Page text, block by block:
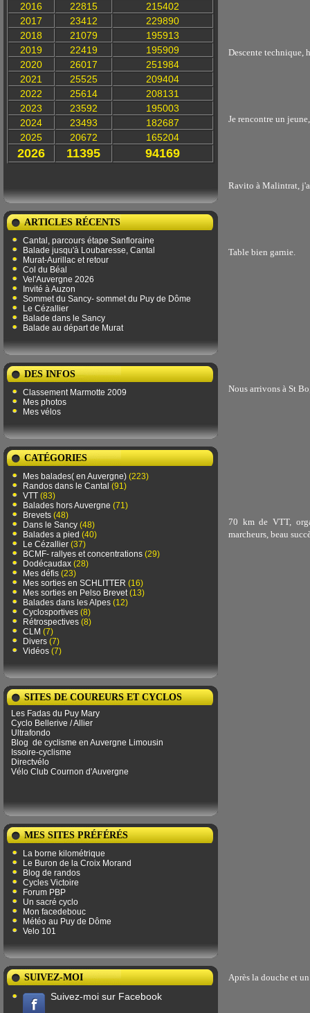
2016
22815
215402
2017
23412
229890
2018
21079
195913
2019
22419
195909
2020
26017
251984
2021
25525
209404
2022
25614
208131
2023
23592
195003
2024
23493
182687
2025
20672 165204
2026 11395 94169
ARTICLES RÉCENTS
Cantal, parcours étape Sanfloraine
Balade jusqu'à Loubaresse, Cantal
Murat-Aurillac et retour
Col du Béal
Vel'Auvergne 2026
Invité à Auzon
Sommet du Sancy- sommet du Puy de Dôme
Le Cézallier
Balade dans le Sancy
Balade au départ de Murat
DES INFOS
Classement Marmotte 2009
Mes photos
Mes vélos
CATÉGORIES
Mes balades( en Auvergne) (223)
Randos dans le Cantal (91)
VTT (83)
Balades hors Auvergne (71)
Brevets (48)
Dans le Sancy (48)
Balades a pied (40)
Le Cézallier (37)
BCMF- rallyes et concentrations (29)
Dodécaudax (28)
Mes défis (23)
Mes sorties en SCHLITTER (16)
Mes sorties en Pelso Brevet(13)
Balades dans les Alpes (12)
Cyclosportives (8)
Rétrospectives (8)
CLM (7)
Divers (7)
Vidéos (7)
SITES DE COUREURS ET CYCLOS
Les Fadas du Puy Mary
Cyclo Bellerive / Allier
Ultrafondo
Blog de ​​cyclisme en Auvergne Limousin
Issoire-cyclisme
Directvélo
Vélo Club Cournon d'Auvergne
MES SITES PRÉFÉRÉS
La borne kilométrique
Le Buron de la Croix Morand
Blog de randos
Cycles Victoire
Forum PBP
Un sacré cyclo
Mon facedebouc
Météo au Puy de Dôme
Velo 101
SUIVEZ-MOI
Suivez-moi sur Facebook
Descente technique,
Je rencontre un
Ravito à Malintrat,
Table bien garnie.
Nous arrivons à St
70 km de VTT,
marcheurs, beau
Après la douche et